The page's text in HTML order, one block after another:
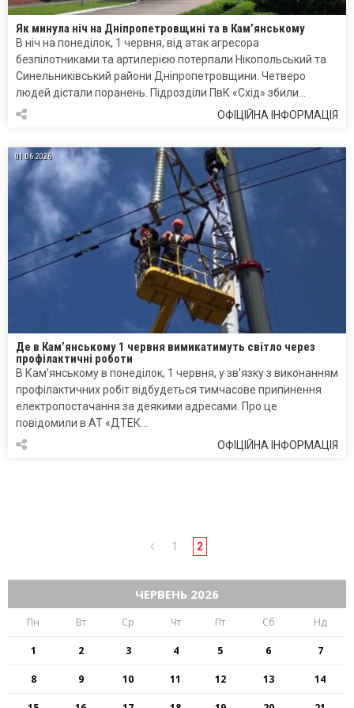
Як минула ніч на Дніпропетровщині та в Кам’янському
В ніч на понеділок, 1 червня, від атак агресора
безпілотниками та артилерією потерпали Нікопольський та
Синельниківський райони Дніпропетровщини. Четверо
людей дістали поранень. Підрозділи ПвК «Схід» збили…
ОФІЦІЙНА ІНФОРМАЦІЯ
01.06.2026
Де в Кам’янському 1 червня вимикатимуть світло через
профілактичні роботи
В Кам’янському в понеділок, 1 червня, у зв’язку з виконанням
профілактичних робіт відбудеться тимчасове припинення
електропостачання за деякими адресами. Про це
повідомили в АТ «ДТЕК…
ОФІЦІЙНА ІНФОРМАЦІЯ
1 2
ЧЕРВЕНЬ 2026
Пн Вт Ср Чт Пт Сб Нд
1 2 3 4 5 6 7
8 9 10 11 12 13 14